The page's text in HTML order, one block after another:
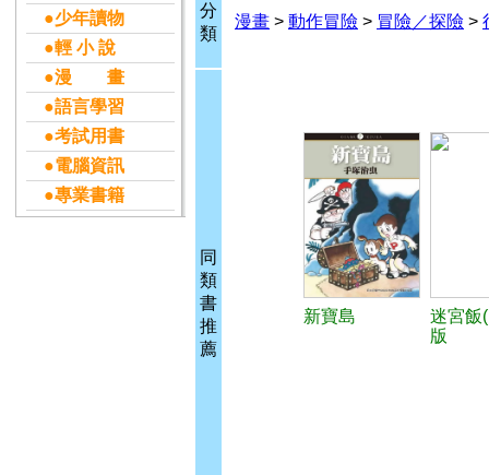
●少年讀物
●輕 小 說
●漫 畫
●語言學習
●考試用書
●電腦資訊
●專業書籍
分
類
漫畫 > 動作冒險 > 冒險／探險 >
同
類
書
推
薦
新寶島
迷宮飯
版